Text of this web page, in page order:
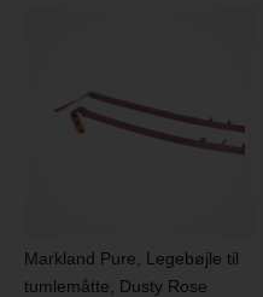
Markland Pure, Legebøjle til
tumlemåtte, Dusty Rose